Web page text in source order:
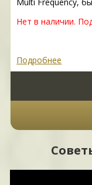
Нет в наличии.
Подробнее